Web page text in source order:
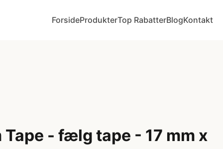
ForsideProdukterTop RabatterBlogKontakt
- fælg tape - 17 mm x